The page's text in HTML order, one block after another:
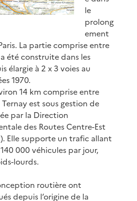
le
prolong
ement
La partie comprise entre
été construite dans les
élargie à 2 x 3 voies au
1970.
14 km comprise entre
est sous gestion de
par la Direction
des Routes Centre-Est
Elle supporte un trafic allant
000 véhicules par jour,
lourds.
routière ont
depuis l’origine de la